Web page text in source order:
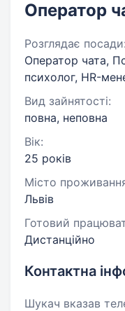
Оператор
Розглядає посади:
Оператор чата,
психолог, HR-
Вид зайнятості:
повна, неповна
Вік:
25 років
Місто
Львів
Готовий
Дистанційно
Контактна
Шукач вказав